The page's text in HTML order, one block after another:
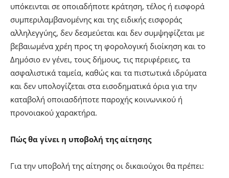
υπόκεινται σε οποιαδήποτε κράτηση, τέλος ή εισφορά
συμπεριλαμβανομένης και της ειδικής εισφοράς
αλληλεγγύης, δεν δεσμεύεται και δεν συμψηφίζεται με
βεβαιωμένα χρέη προς τη φορολογική διοίκηση και το
Δημόσιο εν γένει, τους δήμους, τις περιφέρειες, τα
ασφαλιστικά ταμεία, καθώς και τα πιστωτικά ιδρύματα
και δεν υπολογίζεται στα εισοδηματικά όρια για την
καταβολή οποιασδήποτε παροχής κοινωνικού ή
προνοιακού χαρακτήρα.
Πώς θα γίνει η υποβολή της αίτησης
Για την υποβολή της αίτησης οι δικαιούχοι θα πρέπει: